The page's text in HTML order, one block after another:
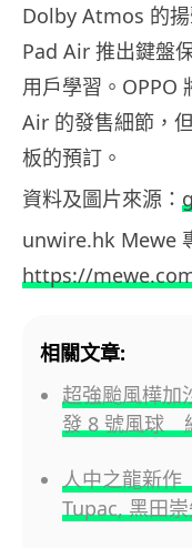
Dolby Atmos 的揚
Pad Air 推出鍵盤
用戶學習。OPPO
Air 的發售細節，
板的預訂。
資料及圖片來源：
unwire.hk Mewe
https://
相關文章:
超強颱風樺
發 8 號風球
人中之龍新作
Tupac, 黑田